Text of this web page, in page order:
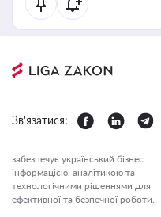
Зв'язатися:
забезпечує український бізнес
інформацією, аналітикою та
технологічними рішеннями для
ефективної та безпечної роботи.